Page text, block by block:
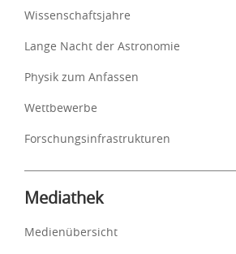
Wissenschaftsjahre
Lange Nacht der Astronomie
Physik zum Anfassen
Wettbewerbe
Forschungsinfrastrukturen
Mediathek
Medienübersicht